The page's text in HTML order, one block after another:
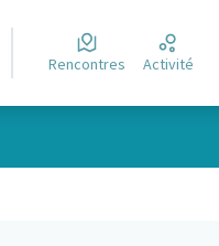
Rencontres Activité